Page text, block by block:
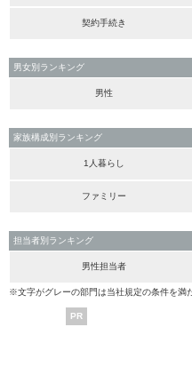
契約手続き
男女別ランキング
男性
家族構成別ランキング
1人暮らし
ファミリー
担当者別ランキング
男性担当者
※文字がグレーの部門は当社規定の条件を満
PR